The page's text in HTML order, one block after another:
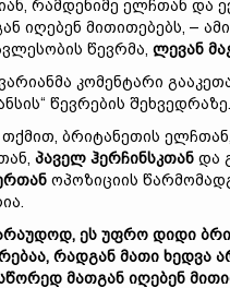
რამდენიმე ელჩთან და
იღებენ მითითებებს, –
წევრმა, ლევან
კომენტარი
წევრების შეხვედრაზე.
თქმით, ბრიტანეთის ელჩთან,
პაველ ჰერჩინსკთან და
ოპოზიციის
ეს უფრო დიდი
რადგან მათი ხედვა
მათგან იღებენ